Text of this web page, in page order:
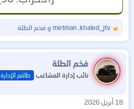
ل
ت
ف
ا
ع
ا
ت
khaled_jtv، metman و فخم الطلة
فخم الطلة
نائب إدارة المشاغب طاقم الإدارة
18 أبريل 2026